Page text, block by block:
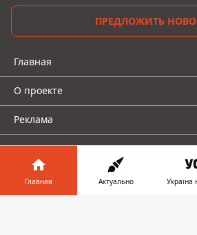
ПРЕДЛОЖИТЬ
Главная
О проекте
Реклама
О нас
Главная Актуально Україна